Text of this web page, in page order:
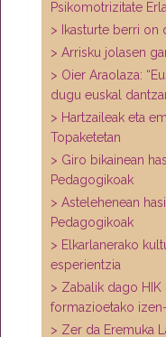
Psikomotrizitate
> Ikasturte berri on
> Arrisku jolasen
> Oier Araolaza:
dugu euskal
> Hartzaileak eta
Topaketetan
> Giro bikainean
Pedagogikoak
> Astelehenean
Pedagogikoak
> Elkarlanerako
esperientzia
> Zabalik dago HIK
formazioetako
> Zer da Eremuka